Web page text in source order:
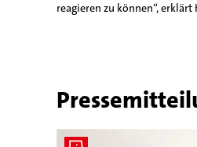
reagieren zu können“,